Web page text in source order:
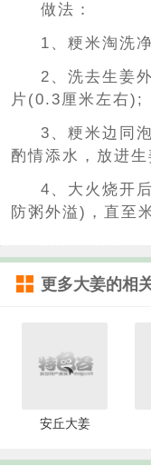
做法：
1、粳米淘洗
2、洗去生姜
片(0.3厘米左右);
3、粳米边同
酌情添水，放进
4、大火烧开
防粥外溢)，直至
更多大姜的相
安丘大姜